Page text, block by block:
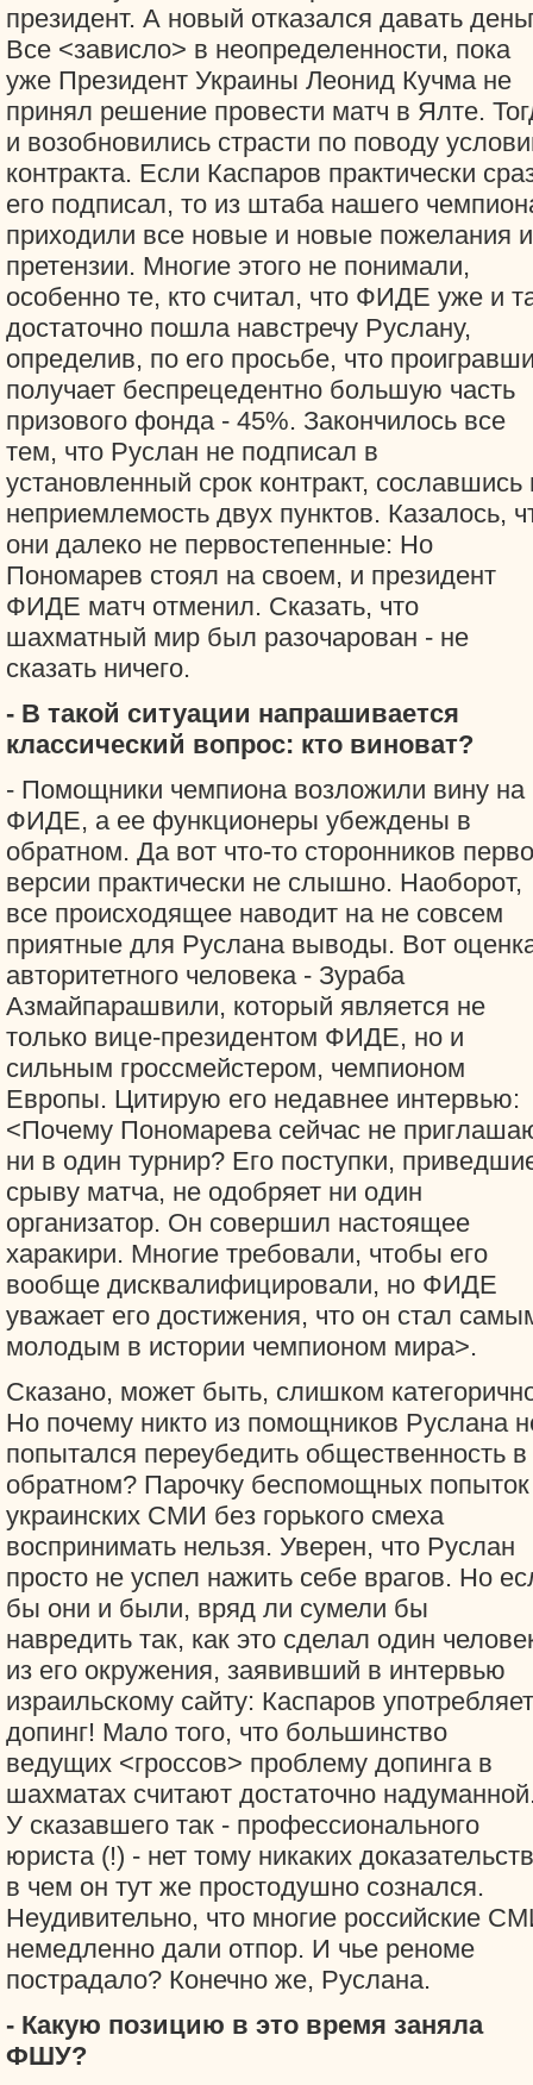
президент. А новый отказался давать
Все <зависло> в неопределенности, пока
уже Президент Украины Леонид Кучма не
принял решение провести матч в Ялте.
и возобновились страсти по поводу
контракта. Если Каспаров практически
его подписал, то из штаба нашего
приходили все новые и новые пожелания и
претензии. Многие этого не понимали,
особенно те, кто считал, что ФИДЕ уже и
достаточно пошла навстречу Руслану,
определив, по его просьбе, что
получает беспрецедентно большую часть
призового фонда - 45%. Закончилось все
тем, что Руслан не подписал в
установленный срок контракт, сославшись
неприемлемость двух пунктов. Казалось,
они далеко не первостепенные: Но
Пономарев стоял на своем, и президент
ФИДЕ матч отменил. Сказать, что
шахматный мир был разочарован - не
сказать ничего.
- В такой ситуации напрашивается
классический вопрос: кто виноват?
- Помощники чемпиона возложили вину на
ФИДЕ, а ее функционеры убеждены в
обратном. Да вот что-то сторонников
версии практически не слышно. Наоборот,
все происходящее наводит на не совсем
приятные для Руслана выводы. Вот
авторитетного человека - Зураба
Азмайпарашвили, который является не
только вице-президентом ФИДЕ, но и
сильным гроссмейстером, чемпионом
Европы. Цитирую его недавнее интервью:
<Почему Пономарева сейчас не
ни в один турнир? Его поступки,
срыву матча, не одобряет ни один
организатор. Он совершил настоящее
харакири. Многие требовали, чтобы его
вообще дисквалифицировали, но ФИДЕ
уважает его достижения, что он стал
молодым в истории чемпионом мира>.
Сказано, может быть, слишком
Но почему никто из помощников Руслана
попытался переубедить общественность в
обратном? Парочку беспомощных
украинских СМИ без горького смеха
воспринимать нельзя. Уверен, что Руслан
просто не успел нажить себе врагов. Но
бы они и были, вряд ли сумели бы
навредить так, как это сделал один
из его окружения, заявивший в интервью
израильскому сайту: Каспаров употребляет
допинг! Мало того, что большинство
ведущих <гроссов> проблему допинга в
шахматах считают достаточно
У сказавшего так - профессионального
юриста (!) - нет тому никаких
в чем он тут же простодушно сознался.
Неудивительно, что многие российские
немедленно дали отпор. И чье реноме
пострадало? Конечно же, Руслана.
- Какую позицию в это время заняла
ФШУ?